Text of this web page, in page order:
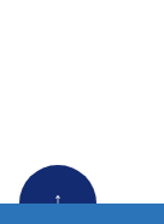
↑